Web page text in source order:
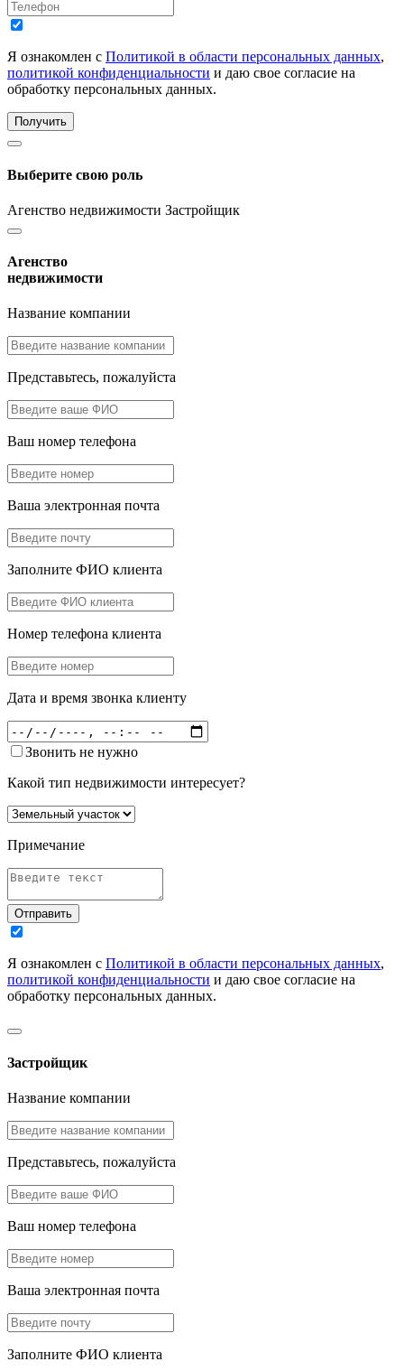
Я ознакомлен с Политикой в области персональных данных,
политикой конфиденциальности и даю свое согласие на
обработку персональных данных.
Получить
Выберите свою роль
Агенство недвижимости Застройщик
Агенство
недвижимости
Название компании
Представьтесь, пожалуйста
Ваш номер телефона
Ваша электронная почта
Заполните ФИО клиента
Номер телефона клиента
Дата и время звонка клиенту
Звонить не нужно
Какой тип недвижимости интересует?
Примечание
Отправить
Я ознакомлен с Политикой в области персональных данных,
политикой конфиденциальности и даю свое согласие на
обработку персональных данных.
Застройщик
Название компании
Представьтесь, пожалуйста
Ваш номер телефона
Ваша электронная почта
Заполните ФИО клиента